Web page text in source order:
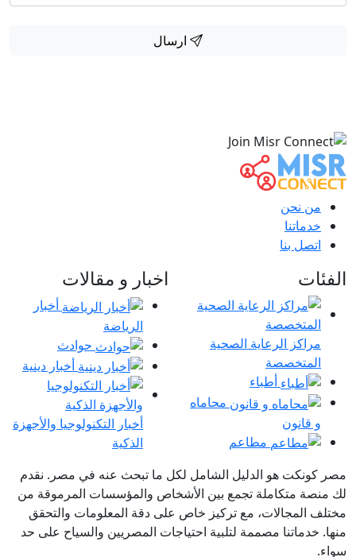
ارسال
من نحن
خدماتنا
اتصل بنا
الفئات
مراكز الرعاية الصحية
المتخصصة
أطباء
محاماه
و قانون
مطاعم
اخبار و مقالات
أخبار
الرياضة
حوادث
أخبار دينية
أخبار التكنولوجيا والأجهزة
الذكية
مصر كونكت هو الدليل الشامل لكل ما تبحث عنه في مصر. نقدم
لك منصة متكاملة تجمع بين الأشخاص والمؤسسات المرموقة من
مختلف المجالات، مع تركيز خاص على دقة المعلومات والتحقق
منها. خدماتنا مصممة لتلبية احتياجات المصريين والسياح على حد
سواء.